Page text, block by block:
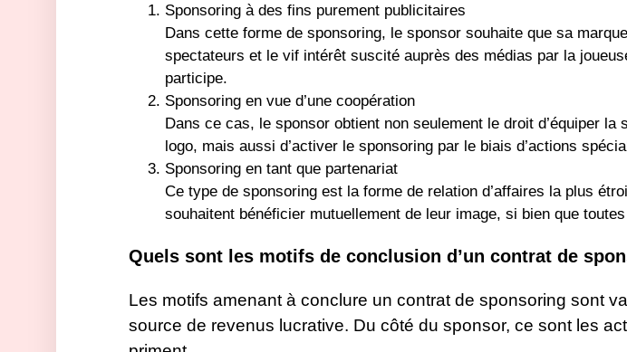
Sponsoring à des fins purement publicitaires
Dans cette forme de sponsoring, le sponsor souhaite que sa
spectateurs et le vif intérêt suscité auprès des médias par la
participe.
Sponsoring en vue d’une coopération
Dans ce cas, le sponsor obtient non seulement le droit d’équiper
logo, mais aussi d’activer le sponsoring par le biais d’actions
Sponsoring en tant que partenariat
Ce type de sponsoring est la forme de relation d’affaires la plus
souhaitent bénéficier mutuellement de leur image, si bien que
Quels sont les motifs de conclusion d’un contrat de
Les motifs amenant à conclure un contrat de sponsoring sont
source de revenus lucrative. Du côté du sponsor, ce sont les